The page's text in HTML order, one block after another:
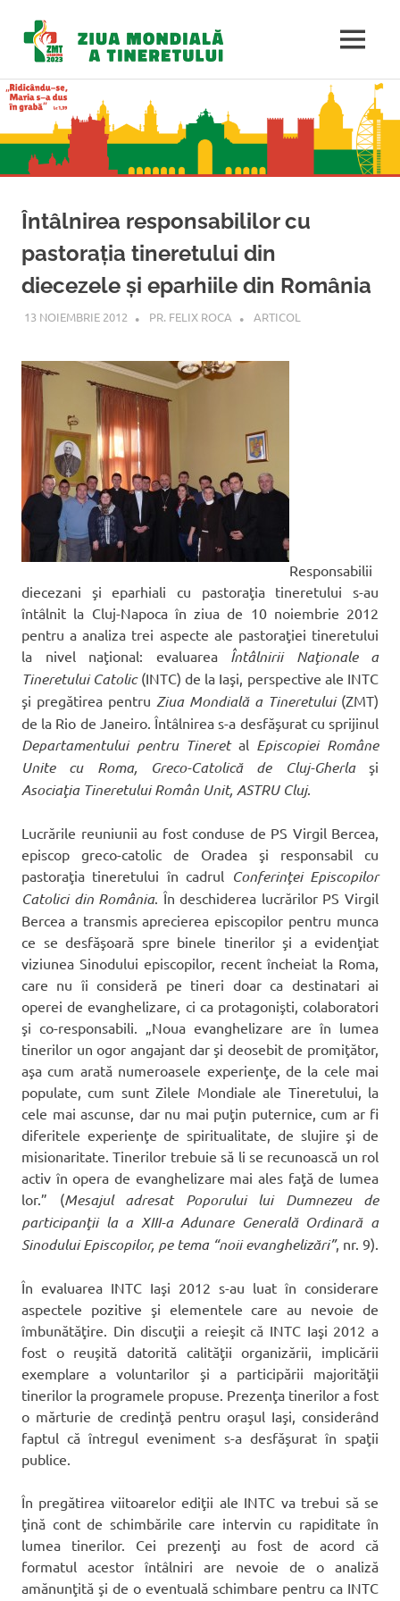
Sari
la
conținut
Mondială
a
MENU
Întâlnirea responsabililor cu
pastoraţia tineretului din
diecezele şi eparhiile din România
13 NOIEMBRIE 2012 PR. FELIX ROCA ARTICOL
Responsabilii
diecezani şi eparhiali cu pastoraţia tineretului s-au
întâlnit la Cluj-Napoca în ziua de 10 noiembrie 2012
pentru a analiza trei aspecte ale pastoraţiei tineretului
la nivel naţional: evaluarea Întâlnirii Naţionale a
Tineretului Catolic(INTC) de la Iaşi, perspective ale INTC
şi pregătirea pentru Ziua Mondială a Tineretului(ZMT)
de la Rio de Janeiro. Întâlnirea s-a desfăşurat cu sprijinul
Departamentului pentru Tineretal Episcopiei Române
Unite cu Roma, Greco-Catolică de Cluj-Gherlaşi
Asociaţia Tineretului Român Unit, ASTRU Cluj.
Lucrările reuniunii au fost conduse de PS Virgil Bercea,
episcop greco-catolic de Oradea şi responsabil cu
pastoraţia tineretului în cadrul Conferinţei Episcopilor
Catolici din România. În deschiderea lucrărilor PS Virgil
Bercea a transmis aprecierea episcopilor pentru munca
ce se desfăşoară spre binele tinerilor şi a evidenţiat
viziunea Sinodului episcopilor, recent încheiat la Roma,
care nu îi consideră pe tineri doar ca destinatari ai
operei de evanghelizare, ci ca protagonişti, colaboratori
şi co-responsabili. „Noua evanghelizare are în lumea
tinerilor un ogor angajant dar şi deosebit de promiţător,
aşa cum arată numeroasele experienţe, de la cele mai
populate, cum sunt Zilele Mondiale ale Tineretului, la
cele mai ascunse, dar nu mai puţin puternice, cum ar fi
diferitele experienţe de spiritualitate, de slujire şi de
misionaritate. Tinerilor trebuie să li se recunoască un rol
activ în opera de evanghelizare mai ales faţă de lumea
lor.” (Mesajul adresat Poporului lui Dumnezeu de
participanţii la a XIII-a Adunare Generală Ordinară a
Sinodului Episcopilor, pe tema “noii evanghelizări”, nr. 9).
În evaluarea INTC Iaşi 2012 s-au luat în considerare
aspectele pozitive şi elementele care au nevoie de
îmbunătăţire. Din discuţii a reieşit că INTC Iaşi 2012 a
fost o reuşită datorită calităţii organizării, implicării
exemplare a voluntarilor şi a participării majorităţii
tinerilor la programele propuse. Prezenţa tinerilor a fost
o mărturie de credinţă pentru oraşul Iaşi, considerând
faptul că întregul eveniment s-a desfăşurat în spaţii
publice.
În pregătirea viitoarelor ediţii ale INTC va trebui să se
ţină cont de schimbările care intervin cu rapiditate în
lumea tinerilor. Cei prezenţi au fost de acord că
formatul acestor întâlniri are nevoie de o analiză
amănunţită şi de o eventuală schimbare pentru ca INTC